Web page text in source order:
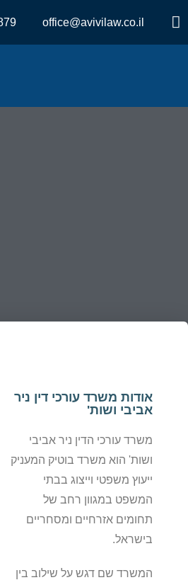
office@avivilaw.co.il
אודות משרד עורכי דין ניר
אביבי ושות'
משרד עורכי הדין ניר אביבי
ושות' הוא משרד בוטיק המעניק
ייעוץ משפטי וייצוג בבתי
המשפט במגוון רחב של
תחומים אזרחיים ומסחריים
בישראל.
המשרד שם דגש על שילוב בין